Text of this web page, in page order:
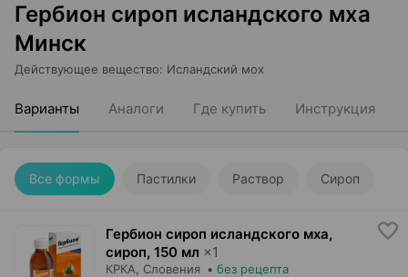
Гербион сироп исландского мха
Минск
Действующее вещество: Исландский мох
Варианты Аналоги Где купить Инструкция
Все формы Пастилки Раствор Сироп
Гербион сироп исландского мха,
сироп, 150 мл ×1
КРКА , Словения • без рецепта